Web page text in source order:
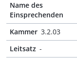
Name des
Einsprechenden
Kammer 3.2.03
Leitsatz -